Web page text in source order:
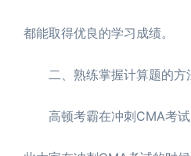
都能取得优良的学习成绩。
二、熟练掌握计算题的方
高顿考霸在冲刺CMA考试